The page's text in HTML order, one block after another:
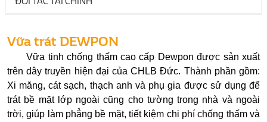
Vữa trát DEWPON
Vữa tinh chống thấm cao cấp Dewpon được sản xuất
trên dây truyền hiện đại của CHLB Đức. Thành phần gồm:
Xi măng, cát sạch, thạch anh và phụ gia được sử dụng để
trát bề mặt lớp ngoài cũng cho tường trong nhà và ngoài
trời, giúp làm phẳng bề mặt, tiết kiệm chi phí chống thấm và